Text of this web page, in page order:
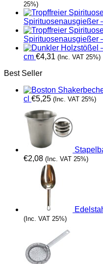
25%)
Spirituosenausgießer
Spirituosenausgießer
cm €4,31 (Inc. VAT 25%)
Best Seller
cl €5,25 (Inc. VAT 25%)
€2,08 (Inc. VAT 25%)
(Inc. VAT 25%)